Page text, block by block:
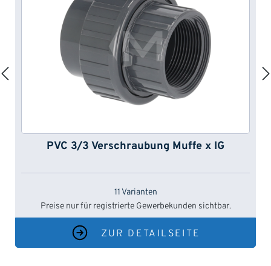
PVC 3/3 Verschraubung Muffe x IG
11 Varianten
Preise nur für registrierte Gewerbekunden sichtbar.
ZUR DETAILSEITE